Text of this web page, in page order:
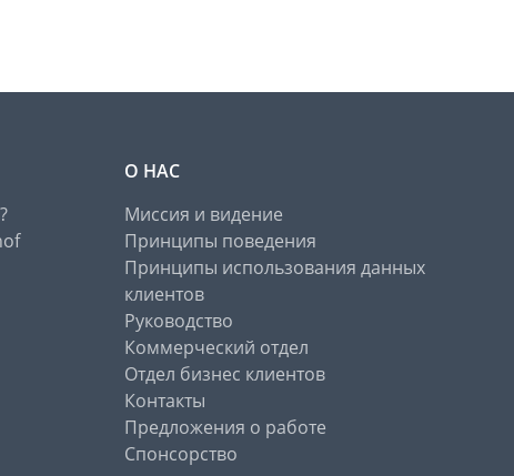
О НАС
Миссия и видение
Принципы поведения
Принципы использования данных
клиентов
Руководство
Коммерческий отдел
Отдел бизнес клиентов
Контакты
Предложения о работе
Спонсорство